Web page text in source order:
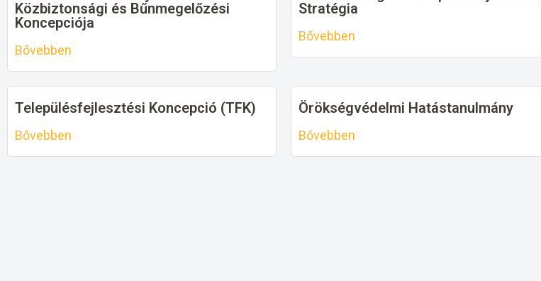
Közbiztonsági és Bűnmegelőzési
Koncepciója
Bővebben
Stratégia
Bővebben
Településfejlesztési Koncepció (TFK)
Bővebben
Örökségvédelmi Hatástanulmány
Bővebben